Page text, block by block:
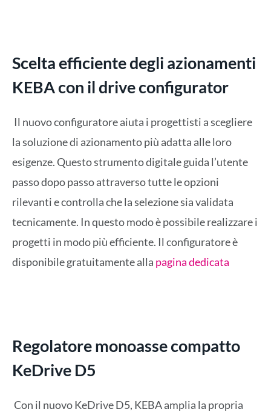
Scelta efficiente degli azionamenti
KEBA con il drive configurator
Il nuovo configuratore aiuta i progettisti a scegliere
la soluzione di azionamento più adatta alle loro
esigenze. Questo strumento digitale guida l’utente
passo dopo passo attraverso tutte le opzioni
rilevanti e controlla che la selezione sia validata
tecnicamente. In questo modo è possibile realizzare i
progetti in modo più efficiente. Il configuratore è
disponibile gratuitamente alla pagina dedicata
Regolatore monoasse compatto
KeDrive D5
Con il nuovo KeDrive D5, KEBA amplia la propria